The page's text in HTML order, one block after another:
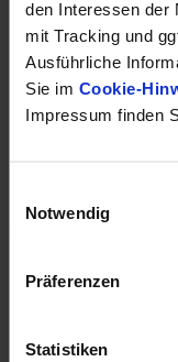
den Interessen der
mit Tracking und
Ausführliche
Sie im Cookie-
Impressum finden
Notwendig
Präferenzen
Statistiken